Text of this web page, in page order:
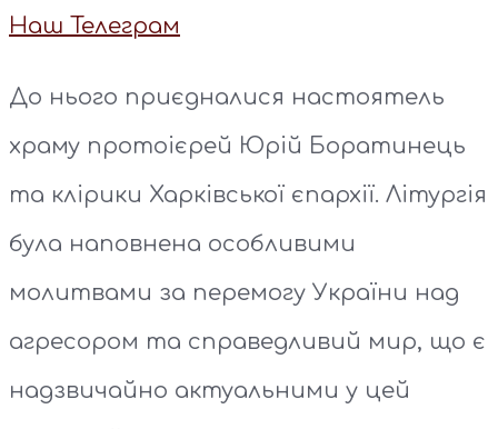
Наш Телеграм
До нього приєдналися настоятель
храму протоієрей Юрій Боратинець
та клірики Харківської єпархії. Літургія
була наповнена особливими
молитвами за перемогу України над
агресором та справедливий мир, що є
надзвичайно актуальними у цей